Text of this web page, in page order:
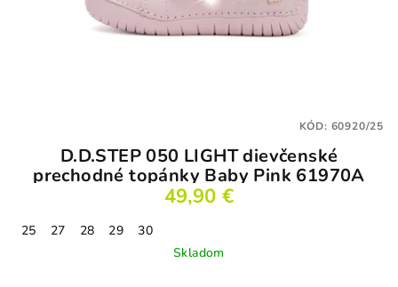
D.D.STEP 050 LIGHT dievčenské
prechodné topánky Baby Pink 61970A
49,90 €
25 27 28 29
30
Skladom
KÓD: 60920/25